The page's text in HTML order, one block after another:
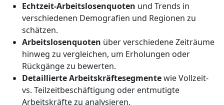
Echtzeit-Arbeitslosenquoten und Trends in
verschiedenen Demografien und Regionen zu
schätzen.
Arbeitslosenquoten über verschiedene Zeiträume
hinweg zu vergleichen, um Erholungen oder
Rückgänge zu bewerten.
Detaillierte Arbeitskräftesegmentewie Vollzeit-
vs. Teilzeitbeschäftigung oder entmutigte
Arbeitskräfte zu analysieren.